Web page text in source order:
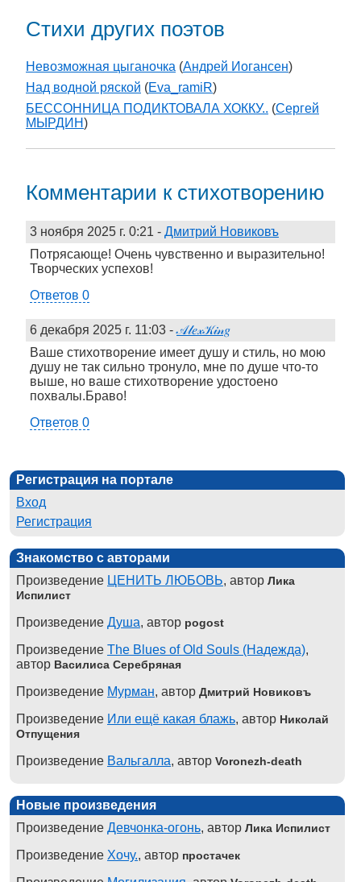
Стихи других поэтов
Невозможная цыганочка (Андрей Иогансен)
Над водной ряской (Eva_ramiR)
БЕССОННИЦА ПОДИКТОВАЛА ХОККУ.. (Сергей
МЫРДИН)
Комментарии к стихотворению
3 ноября 2025 г. 0:21 - Дмитрий Новиковъ
Потрясающе! Очень чувственно и выразительно!
Творческих успехов!
Ответов 0
6 декабря 2025 г. 11:03 -𝒜𝓁𝑒𝓍𝒦𝒾𝓃𝑔
Ваше стихотворение имеет душу и стиль, но мою
душу не так сильно тронуло, мне по душе что-то
выше, но ваше стихотворение удостоено
похвалы.Браво!
Ответов 0
Регистрация на портале
Вход
Регистрация
Знакомство с авторами
Произведение ЦЕНИТЬ ЛЮБОВЬ, автор Лика
Испилист
Произведение Душа, автор pogost
Произведение The Blues of Old Souls (Надежда),
автор Василиса Серебряная
Произведение Мурман, автор Дмитрий Новиковъ
Произведение Или ещё какая блажь, автор Николай
Отпущения
Произведение Вальгалла, автор Voronezh-death
Новые произведения
Произведение Девчонка-огонь, автор Лика Испилист
Произведение Хочу., автор простачек